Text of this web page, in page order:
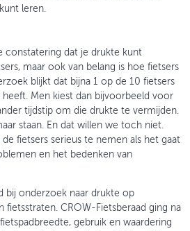
leren.
constatering dat je drukte kunt
maar ook van belang is hoe fietsers
blijkt dat bijna 1 op de 10 fietsers
Men kiest dan bijvoorbeeld voor
tijdstip om die drukte te vermijden.
staan. En dat willen we toch niet.
fietsers serieus te nemen als het gaat
en het bedenken van
bij onderzoek naar drukte op
fietsstraten. CROW-Fietsberaad ging na
gebruik en waardering